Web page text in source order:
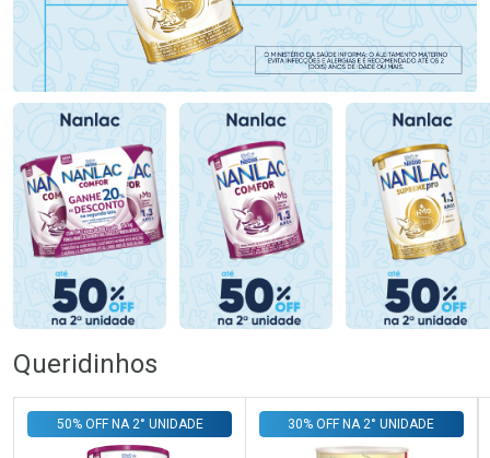
Queridinhos
50% OFF NA 2° UNIDADE 30% OFF NA 2° UNIDADE